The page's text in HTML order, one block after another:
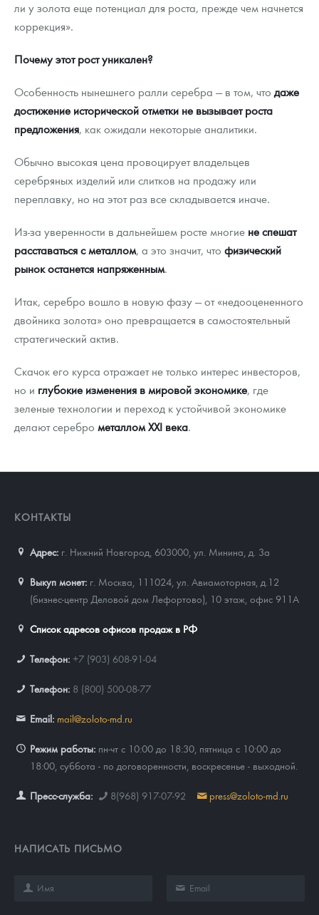
ли у золота еще потенциал для роста, прежде чем начнется
коррекция».
Почему этот рост уникален?
Особенность нынешнего ралли серебра — в том, чтодаже
достижение исторической отметки не вызывает роста
предложения, как ожидали некоторые аналитики.
Обычно высокая цена провоцирует владельцев
серебряных изделий или слитков на продажу или
переплавку, но на этот раз все складывается иначе.
Из-за уверенности в дальнейшем росте многие не спешат
расставаться с металлом, а это значит, что физический
рынок останется напряженным.
Итак, серебро вошло в новую фазу — от «недооцененного
двойника золота» оно превращается в самостоятельный
стратегический актив.
Скачок его курса отражает не только интерес инвесторов,
но и глубокие изменения в мировой экономике, где
зеленые технологии и переход к устойчивой экономике
делают серебро металлом XXI века.
КОНТАКТЫ
Адрес: г. Нижний Новгород, 603000 ул. Минина, д. 3а
Выкуп монет: г. Москва, 111024, ул. Авиамоторная, д.12
(бизнес-центр Деловой дом Лефортово), 10 этаж, офис 911А
Список адресов офисов продаж в РФ
Телефон: +7 (903) 608-91-04
Телефон: 8 (800) 500-08-77
Email: mail@zoloto-md.ru
Режим работы: пн-чт с 10:00 до 18:30, пятница с 10:00 до
18:00, суббота - по договоренности, воскресенье - выходной.
Пресс-служба: 8(968) 917-07-92 press@zoloto-md.ru
НАПИСАТЬ ПИСЬМО